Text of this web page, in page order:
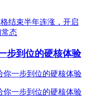
步到位的硬核体验